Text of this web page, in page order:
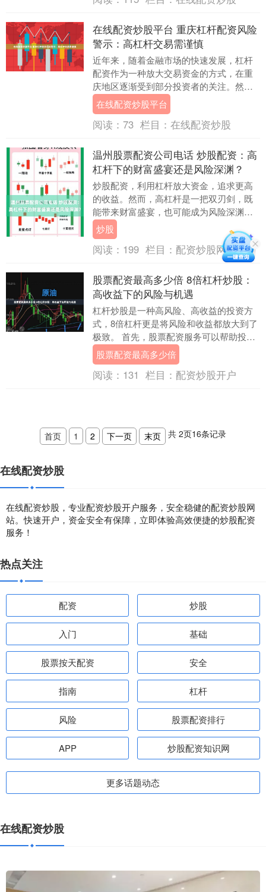
在线配资炒股平台 重庆杠杆配资风险
警示：高杠杆交易需谨慎
近年来，随着金融市场的快速发展，杠杆
配资作为一种放大交易资金的方式，在重
庆地区逐渐受到部分投资者的关注。然
而，高杠杆交易背后隐藏着巨大风险在线
配资炒股平台，投资....
在线配资炒股平台
阅读： 73 栏目： 在线配资炒股
温州股票配资公司电话 炒股配资：高
杠杆下的财富盛宴还是风险深渊？
炒股配资，利用杠杆放大资金，追求更高
的收益。然而，高杠杆是一把双刃剑，既
能带来财富盛宴，也可能成为风险深渊。
姜堰股票配资的门槛较低，一般只需缴纳
一定比例的保证....
炒股
阅读： 199 栏目： 配资炒股网站
股票配资最高多少倍 8倍杠杆炒股：
高收益下的风险与机遇
杠杆炒股是一种高风险、高收益的投资方
式，8倍杠杆更是将风险和收益都放大到了
极致。 首先，股票配资服务可以帮助投资
者稳健投资股市。通过借入资金进行投
资，投资者可以....
股票配资最高多少倍
阅读： 131 栏目： 配资炒股开户
首页 1 2 下一页 末页 共 2页16条记录
在线配资炒股
在线配资炒股，专业配资炒股开户服务，安全稳健的配资炒股网
站。快速开户，资金安全有保障，立即体验高效便捷的炒股配资
服务！
热点关注
配资 炒股
入门 基础
股票按天配资 安全
指南 杠杆
风险 股票配资排行
APP 炒股配资知识网
更多话题动态
在线配资炒股